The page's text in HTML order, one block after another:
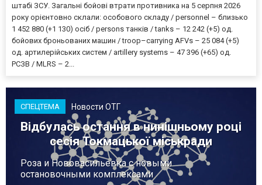
штабі ЗСУ. Загальні бойові втрати противника на 5 серпня 2026
року орієнтовно склали: особового складу / personnel – близько
1 452 880 (+1 130) осіб / persons танків / tanks – 12 242 (+5) од.
бойових броньованих машин / troop–carrying AFVs – 25 084 (+5)
од. артилерійських систем / artillery systems – 47 396 (+65) од.
РСЗВ / MLRS – 2...
СПЕЦТЕМА Новости ОТГ
Відбулась остання в нинішньому році
сесія Токмацької міськради
Роза и Нововасильевка с новыми
остановочными комплексами